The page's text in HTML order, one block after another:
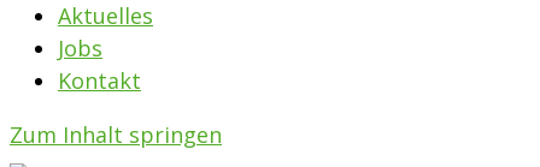
Aktuelles
Jobs
Kontakt
Zum Inhalt springen